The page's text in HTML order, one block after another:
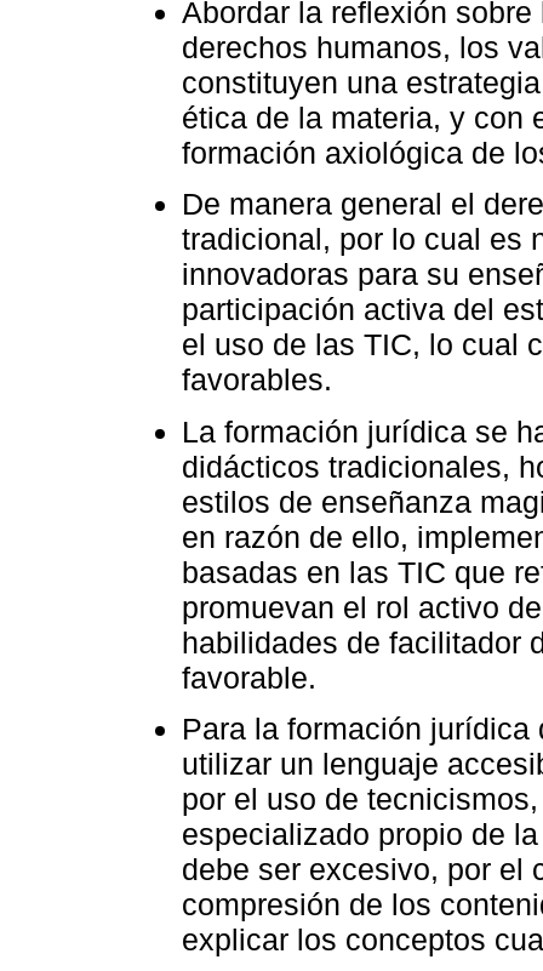
Abordar la reflexión
derechos humanos, los
constituyen una
ética de la materia, y con
formación axiológica de
De manera general el
tradicional, por lo cual es
innovadoras para su
participación activa del
el uso de las TIC, lo cual
favorables.
La formación jurídica se
didácticos tradicionales,
estilos de enseñanza
en razón de ello,
basadas en las TIC que
promuevan el rol activo
habilidades de facilitador
favorable.
Para la formación
utilizar un lenguaje
por el uso de
especializado propio de
debe ser excesivo, por el
compresión de los
explicar los conceptos